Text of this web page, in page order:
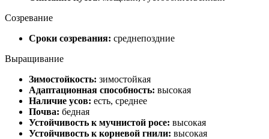
Созревание
Сроки созревания: среднепоздние
Выращивание
Зимостойкость: зимостойкая
Адаптационная способность: высокая
Наличие усов: есть, среднее
Почва: бедная
Устойчивость к мучнистой росе: высокая
Устойчивость к корневой гнили: высокая